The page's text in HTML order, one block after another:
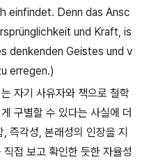
einfindet. Denn das Ansc
und Kraft, is
denkenden Geistes und v
erregen.)
자기 사유자와 책으로 철학
구별할 수 있다는 사실에 더
, 즉각성, 본래성의 인장을 지
접 보고 확인한 듯한 자율성